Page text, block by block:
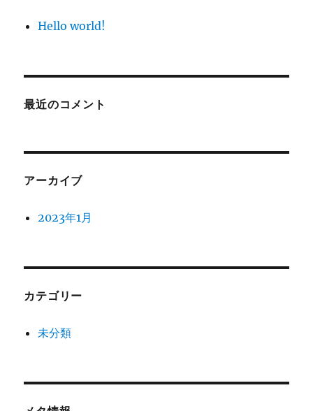
Hello world!
最近のコメント
アーカイブ
2023年1月
カテゴリー
未分類